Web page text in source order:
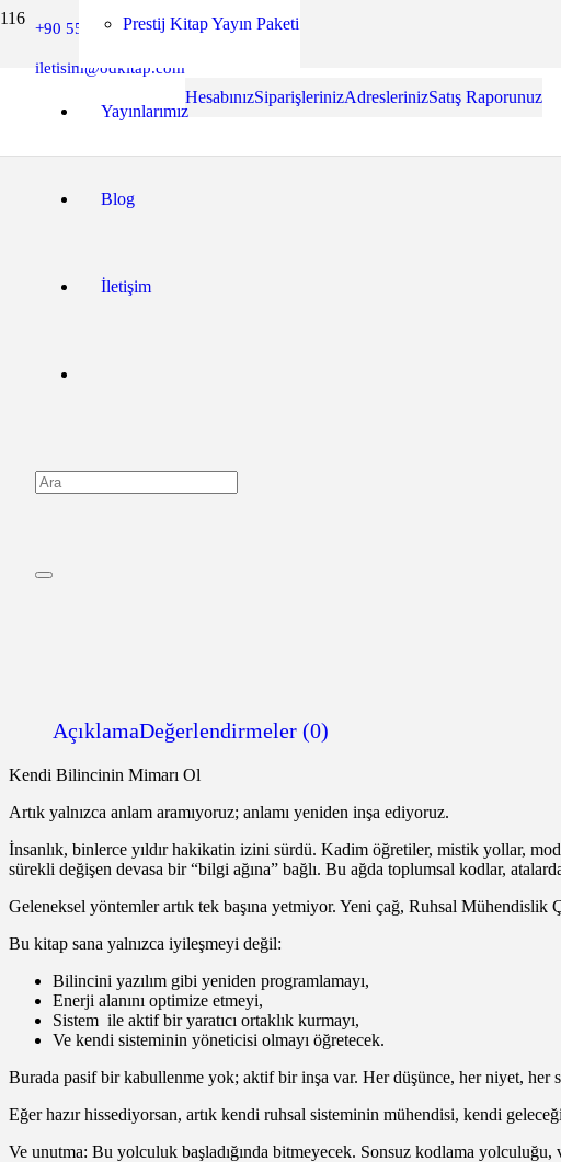
+90 552 849 53 60
iletisim@odkitap.com
HesabınızSiparişlerinizAdreslerinizSatış Raporunuz
Prestij Kitap Yayın Paketi
Yayınlarımız
Blog
İletişim
AçıklamaDeğerlendirmeler (0)
Kendi Bilincinin Mimarı Ol
Artık yalnızca anlam aramıyoruz; anlamı yeniden inşa ediyoruz.
İnsanlık, binlerce yıldır hakikatin izini sürdü. Kadim öğretiler, mistik yollar,
sürekli değişen devasa bir “bilgi ağına” bağlı. Bu ağda toplumsal kodlar,
Geleneksel yöntemler artık tek başına yetmiyor. Yeni çağ, Ruhsal Mühendislik
Bu kitap sana yalnızca iyileşmeyi değil:
Bilincini yazılım gibi yeniden programlamayı,
Enerji alanını optimize etmeyi,
Sistem ile aktif bir yaratıcı ortaklık kurmayı,
Ve kendi sisteminin yöneticisi olmayı öğretecek.
Burada pasif bir kabullenme yok; aktif bir inşa var. Her düşünce, her niyet, her
Eğer hazır hissediyorsan, artık kendi ruhsal sisteminin mühendisi, kendi
Ve unutma: Bu yolculuk başladığında bitmeyecek. Sonsuz kodlama